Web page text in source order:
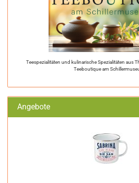
Teespezialitäten und kulinarische Spezialitäten aus
Teeboutique am
Angebote